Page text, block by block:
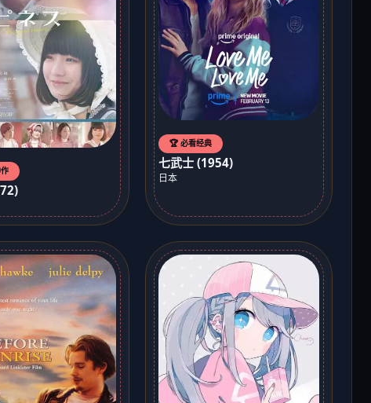
🏆 必看经典
七武士 (1954)
日本